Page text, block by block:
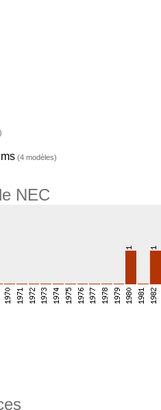
(4 modèles)
NEC